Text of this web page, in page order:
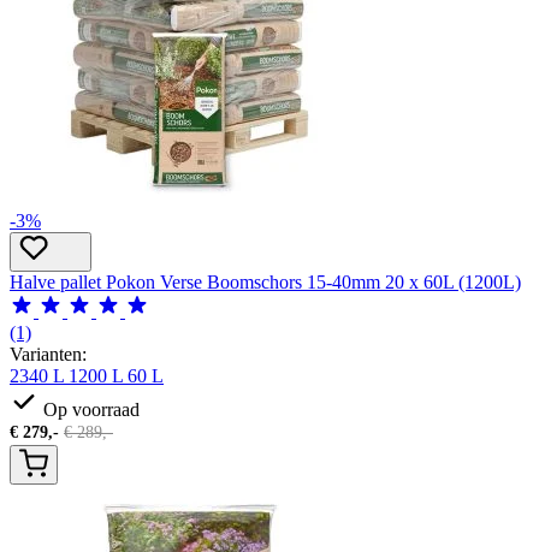
-3%
Halve pallet Pokon Verse Boomschors 15-40mm 20 x 60L (1200L)
(1)
Varianten:
2340 L 1200 L 60 L
Op voorraad
€ 279,- €289,-